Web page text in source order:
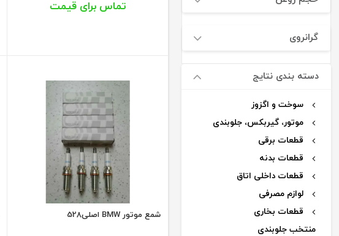
تماس برای قیمت
شمع موتور BMW اصلی528
گرانروی
دسته بندی نتایج
سوخت و اگزوز
موتور، گیربکس، جلوبندی
قطعات برقی
قطعات بدنه
قطعات داخلی اتاق
لوازم مصرفی
قطعات بخاری
منتخب جلوبندی